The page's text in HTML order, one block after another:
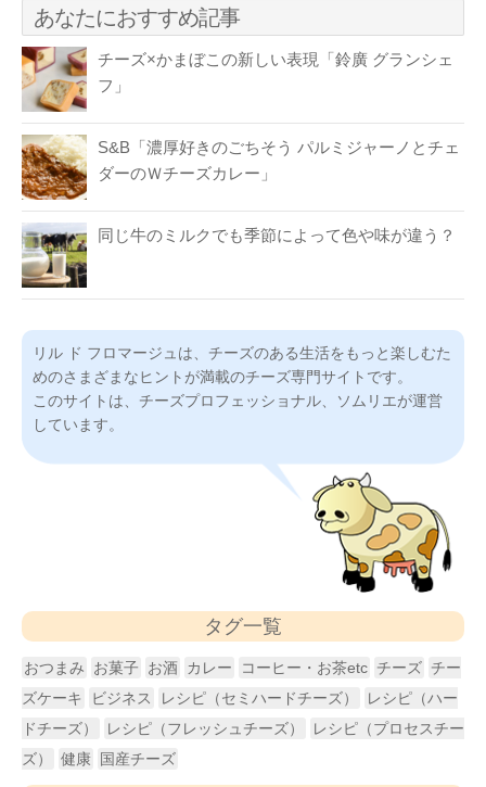
あなたにおすすめ記事
チーズ×かまぼこの新しい表現「鈴廣 グランシェ
フ」
S&B「濃厚好きのごちそう パルミジャーノとチェ
ダーのＷチーズカレー」
同じ牛のミルクでも季節によって色や味が違う？
リル ド フロマージュは、チーズのある生活をもっと楽しむた
めのさまざまなヒントが満載のチーズ専門サイトです。
このサイトは、チーズプロフェッショナル、ソムリエが運営
しています。
タグ一覧
おつまみ お菓子 お酒 カレー コーヒー・お茶etc チーズ チー
ズケーキ
ビジネス レシピ（セミハードチーズ）
レシピ（ハー
ドチーズ）
レシピ（フレッシュチーズ）
レシピ（プロセスチー
ズ）
健康 国産チーズ